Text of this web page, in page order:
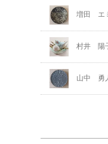
増田 エ
村井 陽
山中 勇